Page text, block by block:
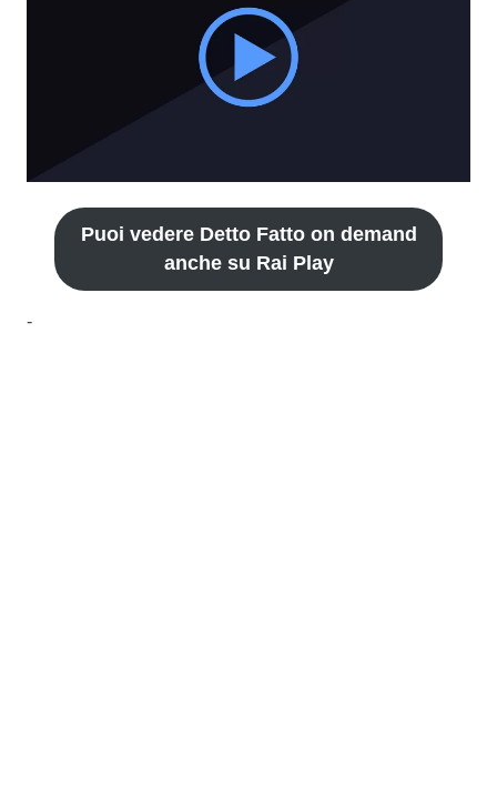
Puoi vedere Detto Fatto on demand
anche su Rai Play
-